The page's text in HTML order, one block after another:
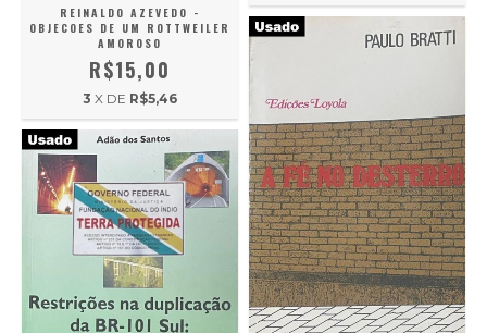
REINALDO AZEVEDO -
OBJECOES DE UM ROTTWEILER
AMOROSO
R$15,00
3 X DE R$5,46